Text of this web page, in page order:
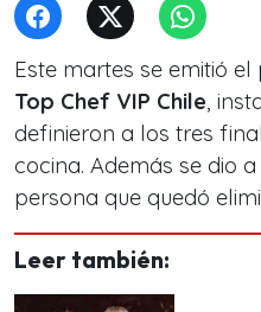
Este martes se emitió
Top Chef VIP Chile,
definieron a los tres
cocina. Además se dio
persona que quedó
Leer también: